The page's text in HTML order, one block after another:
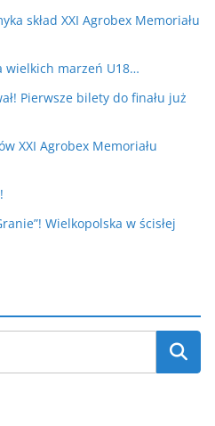
skład XXI Agrobex Memoriału
wielkich marzeń U18…
Pierwsze bilety do finału już
XXI Agrobex Memoriału
Wielkopolska w ścisłej